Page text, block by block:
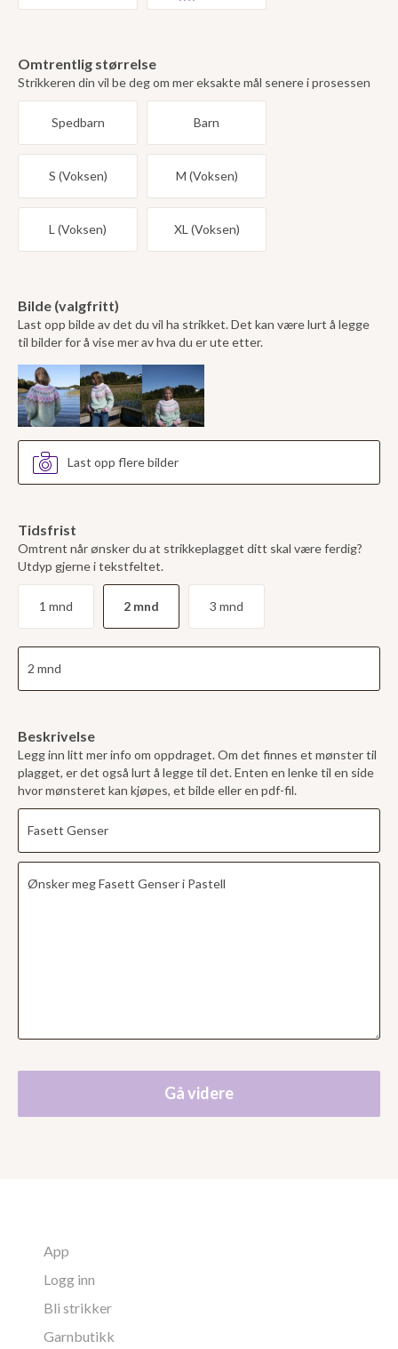
Omtrentlig størrelse
Strikkeren din vil be deg om mer eksakte mål senere i prosessen
Spedbarn Barn
S (Voksen) M (Voksen)
L (Voksen) XL (Voksen)
Bilde (valgfritt)
Last opp bilde av det du vil ha strikket. Det kan være lurt å legge
til bilder for å vise mer av hva du er ute etter.
Last opp flere bilder
Tidsfrist
Omtrent når ønsker du at strikkeplagget ditt skal være ferdig?
Utdyp gjerne i tekstfeltet.
1 mnd 2 mnd 3 mnd
Beskrivelse
Legg inn litt mer info om oppdraget. Om det finnes et mønster til
plagget, er det også lurt å legge til det. Enten en lenke til en side
hvor mønsteret kan kjøpes, et bilde eller en pdf-fil.
Gå videre
App
Logg inn
Bli strikker
Garnbutikk